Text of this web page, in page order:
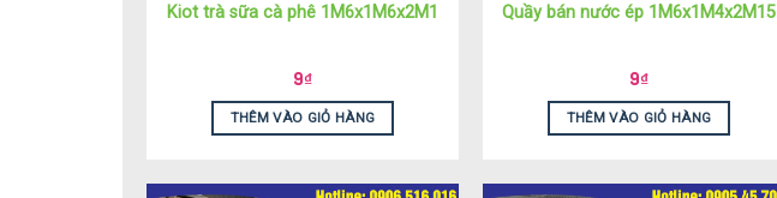
Kiot trà sữa cà phê 1M6x1M6x2M1
9₫
THÊM VÀO GIỎ HÀNG
Quầy bán nước ép 1M6x1M4x2M15
9₫
THÊM VÀO GIỎ HÀNG